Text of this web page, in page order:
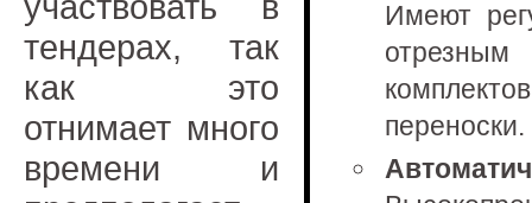
тендерах, так
как это
отнимает много
времени и
Имеют